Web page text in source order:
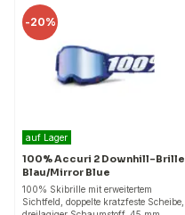
-20%
auf Lager
100% Accuri 2 Downhill-Brille
Blau/Mirror Blue
100% Skibrille mit erweitertem
Sichtfeld, doppelte kratzfeste Scheibe,